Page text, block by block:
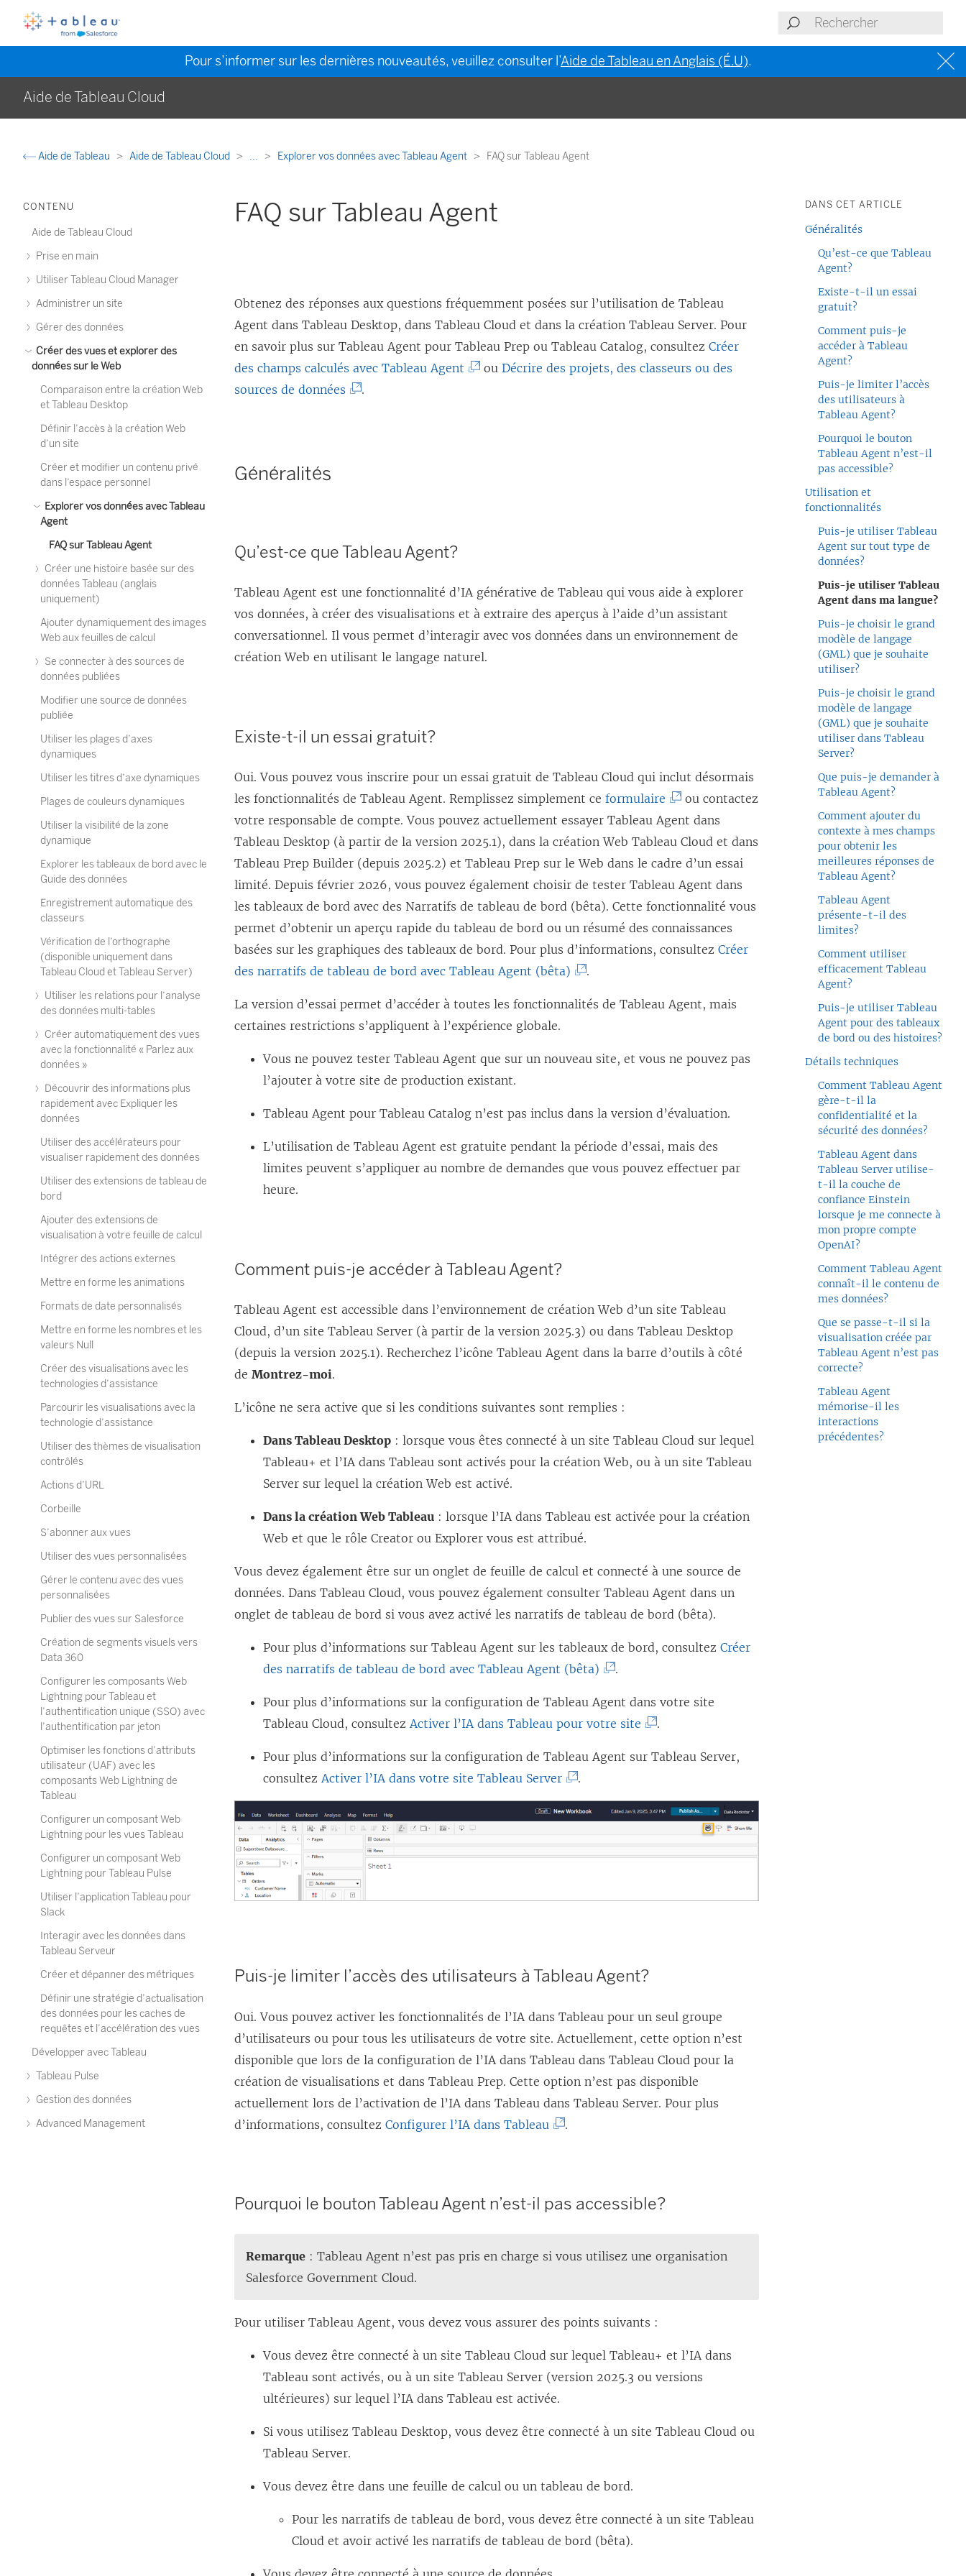
Pour s’informer sur les dernières nouveautés, veuillez consulter l’Aide de Tableau en Anglais (É.U).
Aide de Tableau Cloud
Aide de Tableau Aide de Tableau Cloud ... Explorer vos données avec Tableau Agent FAQ sur Tableau Agent
CONTENU
Aide de Tableau Cloud
Prise en main
Utiliser Tableau Cloud Manager
Administrer un site
Gérer des données
Créer des vues et explorer des
données sur le Web
Comparaison entre la création Web
et Tableau Desktop
Définir l’accès à la création Web
d’un site
Créer et modifier un contenu privé
dans l’espace personnel
Explorer vos données avec Tableau
Agent
FAQ sur Tableau Agent
Créer une histoire basée sur des
données Tableau (anglais
uniquement)
Ajouter dynamiquement des images
Web aux feuilles de calcul
Se connecter à des sources de
données publiées
Modifier une source de données
publiée
Utiliser les plages d’axes
dynamiques
Utiliser les titres d’axe dynamiques
Plages de couleurs dynamiques
Utiliser la visibilité de la zone
dynamique
Explorer les tableaux de bord avec le
Guide des données
Enregistrement automatique des
classeurs
Vérification de l’orthographe
(disponible uniquement dans
Tableau Cloud et Tableau Server)
Utiliser les relations pour l’analyse
des données multi-tables
Créer automatiquement des vues
avec la fonctionnalité « Parlez aux
données »
Découvrir des informations plus
rapidement avec Expliquer les
données
Utiliser des accélérateurs pour
visualiser rapidement des données
Utiliser des extensions de tableau de
bord
Ajouter des extensions de
visualisation à votre feuille de calcul
Intégrer des actions externes
Mettre en forme les animations
Formats de date personnalisés
Mettre en forme les nombres et les
valeurs Null
Créer des visualisations avec les
technologies d’assistance
Parcourir les visualisations avec la
technologie d’assistance
Utiliser des thèmes de visualisation
contrôlés
Actions d’URL
Corbeille
S’abonner aux vues
Utiliser des vues personnalisées
Gérer le contenu avec des vues
personnalisées
Publier des vues sur Salesforce
Création de segments visuels vers
Data 360
Configurer les composants Web
Lightning pour Tableau et
l’authentification unique (SSO) avec
l’authentification par jeton
Optimiser les fonctions d’attributs
utilisateur (UAF) avec les
composants Web Lightning de
Tableau
Configurer un composant Web
Lightning pour les vues Tableau
Configurer un composant Web
Lightning pour Tableau Pulse
Utiliser l’application Tableau pour
Slack
Interagir avec les données dans
Tableau Serveur
Créer et dépanner des métriques
Définir une stratégie d’actualisation
des données pour les caches de
requêtes et l’accélération des vues
Développer avec Tableau
Tableau Pulse
Gestion des données
Advanced Management
FAQ sur Tableau Agent
Obtenez des réponses aux questions fréquemment posées sur l’utilisation de Tableau
Agent dans Tableau Desktop, dans Tableau Cloud et dans la création Tableau Server. Pour
en savoir plus sur Tableau Agent pour Tableau Prep ou Tableau Catalog, consultezCréer
des champs calculés avec Tableau Agent (
n
e
n
o
u
v
e
l
l
e
n
ê
t
e
)
ouDécrire des projets, des classeurs ou des
sources de données (
’
n
u
n
e
n
o
u
v
e
l
l
n
ê
r
e
)
.
Généralités
Qu’est-ce que Tableau Agent?
Tableau Agent est une fonctionnalité d’IA générative de Tableau qui vous aide à explorer
vos données, à créer des visualisations et à extraire des aperçus à l’aide d’un assistant
conversationnel. Il vous permet d’interagir avec vos données dans un environnement de
création Web en utilisant le langage naturel.
Existe-t-il un essai gratuit?
Oui. Vous pouvez vous inscrire pour un essai gratuit de Tableau Cloud qui inclut désormais
les fonctionnalités de Tableau Agent. Remplissez simplement ceformulaire
ou contactez
votre responsable de compte. Vous pouvez actuellement essayer Tableau Agent dans
Tableau Desktop (à partir de la version 2025.1), dans la création Web Tableau Cloud et dans
Tableau Prep Builder (depuis 2025.2) et Tableau Prep sur le Web dans le cadre d’un essai
limité. Depuis février 2026, vous pouvez également choisir de tester Tableau Agent dans
les tableaux de bord avec des Narratifs de tableau de bord (bêta). Cette fonctionnalité vous
permet d’obtenir un aperçu rapide du tableau de bord ou un résumé des connaissances
basées sur les graphiques des tableaux de bord. Pour plus d’informations, consultezCréer
des narratifs de tableau de bord avec Tableau Agent (bêta) (
i
s
’
o
n
s
u
e
o
u
e
f
e
n
ê
r
e
.
La version d’essai permet d’accéder à toutes les fonctionnalités de Tableau Agent, mais
certaines restrictions s’appliquent à l’expérience globale.
Vous ne pouvez tester Tableau Agent que sur un nouveau site, et vous ne pouvez pas
l’ajouter à votre site de production existant.
Tableau Agent pour Tableau Catalog n’est pas inclus dans la version d’évaluation.
L’utilisation de Tableau Agent est gratuite pendant la période d’essai, mais des
limites peuvent s’appliquer au nombre de demandes que vous pouvez effectuer par
heure.
Comment puis-je accéder à Tableau Agent?
Tableau Agent est accessible dans l’environnement de création Web d’un site Tableau
Cloud, d’un site Tableau Server (à partir de la version 2025.3) ou dans Tableau Desktop
(depuis la version 2025.1). Recherchez l’icône Tableau Agent dans la barre d’outils à côté
deMontrez-moi.
L’icône ne sera active que si les conditions suivantes sont remplies :
Dans Tableau Desktop : lorsque vous êtes connecté à un site Tableau Cloud sur lequel
Tableau+ et l’IA dans Tableau sont activés pour la création Web, ou à un site Tableau
Server sur lequel la création Web est activé.
Dans la création Web Tableau : lorsque l’IA dans Tableau est activée pour la création
Web et que le rôle Creator ou Explorer vous est attribué.
Vous devez également être sur un onglet de feuille de calcul et connecté à une source de
données. Dans Tableau Cloud, vous pouvez également consulter Tableau Agent dans un
onglet de tableau de bord si vous avez activé les narratifs de tableau de bord (bêta).
Pour plus d’informations sur Tableau Agent sur les tableaux de bord, consultezCréer
des narratifs de tableau de bord avec Tableau Agent (bêta) (
e
i
n
s
’
o
v
d
n
s
u
n
e
e
l
ê
t
e
.
Pour plus d’informations sur la configuration de Tableau Agent dans votre site
Tableau Cloud, consultezActiver l’IA dans Tableau pour votre site (
i
n
r
d
a
n
s
u
o
e
e
t
.
Pour plus d’informations sur la configuration de Tableau Agent sur Tableau Server,
consultezActiver l’IA dans votre site Tableau Server(
L
e
l
o
v
r
e
d
a
n
e
o
e
l
e
t
e
.
Puis-je limiter l’accès des utilisateurs à Tableau Agent?
Oui. Vous pouvez activer les fonctionnalités de l’IA dans Tableau pour un seul groupe
d’utilisateurs ou pour tous les utilisateurs de votre site. Actuellement, cette option n’est
disponible que lors de la configuration de l’IA dans Tableau dans Tableau Cloud pour la
création de visualisations et dans Tableau Prep. Cette option n’est pas disponible
actuellement lors de l’activation de l’IA dans Tableau dans Tableau Server. Pour plus
d’informations, consultezConfigurer l’IA dans Tableau (
i
n
o
v
r
e
s
n
.
Pourquoi le bouton Tableau Agent n’est-il pas accessible?
Remarque : Tableau Agent n’est pas pris en charge si vous utilisez une organisation
Salesforce Government Cloud.
Pour utiliser Tableau Agent, vous devez vous assurer des points suivants :
Vous devez être connecté à un site Tableau Cloud sur lequel Tableau+ et l’IA dans
Tableau sont activés, ou à un site Tableau Server (version 2025.3 ou versions
ultérieures) sur lequel l’IA dans Tableau est activée.
Si vous utilisez Tableau Desktop, vous devez être connecté à un site Tableau Cloud ou
Tableau Server.
Vous devez être dans une feuille de calcul ou un tableau de bord.
Pour les narratifs de tableau de bord, vous devez être connecté à un site Tableau
Cloud et avoir activé les narratifs de tableau de bord (bêta).
DANS CET ARTICLE
Généralités
Qu’est-ce que Tableau
Agent?
Existe-t-il un essai
gratuit?
Comment puis-je
accéder à Tableau
Agent?
Puis-je limiter l’accès
des utilisateurs à
Tableau Agent?
Pourquoi le bouton
Tableau Agent n’est-il
pas accessible?
Utilisation et
fonctionnalités
Puis-je utiliser Tableau
Agent sur tout type de
données?
Puis-je utiliser Tableau
Agent dans ma langue?
Puis-je choisir le grand
modèle de langage
(GML) que je souhaite
utiliser?
Puis-je choisir le grand
modèle de langage
(GML) que je souhaite
utiliser dans Tableau
Server?
Que puis-je demander à
Tableau Agent?
Comment ajouter du
contexte à mes champs
pour obtenir les
meilleures réponses de
Tableau Agent?
Tableau Agent
présente-t-il des
limites?
Comment utiliser
efficacement Tableau
Agent?
Puis-je utiliser Tableau
Agent pour des tableaux
de bord ou des histoires?
Détails techniques
Comment Tableau Agent
gère-t-il la
confidentialité et la
sécurité des données?
Tableau Agent dans
Tableau Server utilise-
t-il la couche de
confiance Einstein
lorsque je me connecte à
mon propre compte
OpenAI?
Comment Tableau Agent
connaît-il le contenu de
mes données?
Que se passe-t-il si la
visualisation créée par
Tableau Agent n’est pas
correcte?
Tableau Agent
mémorise-il les
interactions
précédentes?